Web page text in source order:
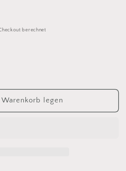
berechnet
legen